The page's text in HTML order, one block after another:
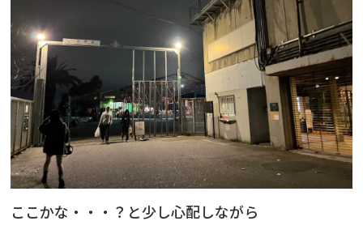
ここかな・・・？と少し心配しながら